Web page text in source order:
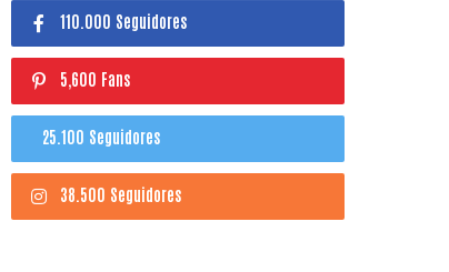
110.000 Seguidores
5,600 Fans
25.100 Seguidores
38.500 Seguidores